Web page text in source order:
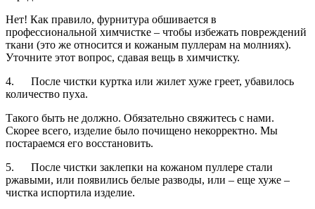
Нет! Как правило, фурнитура обшивается в
профессиональной химчистке – чтобы избежать повреждений
ткани (это же относится и кожаным пуллерам на молниях).
Уточните этот вопрос, сдавая вещь в химчистку.
4. После чистки куртка или жилет хуже греет, убавилось
количество пуха.
Такого быть не должно. Обязательно свяжитесь с нами.
Скорее всего, изделие было почищено некорректно. Мы
постараемся его восстановить.
5. После чистки заклепки на кожаном пуллере стали
ржавыми, или появились белые разводы, или – еще хуже –
чистка испортила изделие.